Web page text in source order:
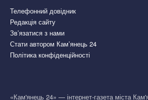
Телефонний довідник
Редакція сайту
Зв’язатися з нами
Стати автором Кам’янець 24
Політика конфіденційності
«Кам'янець 24» — інтернет-газета міста